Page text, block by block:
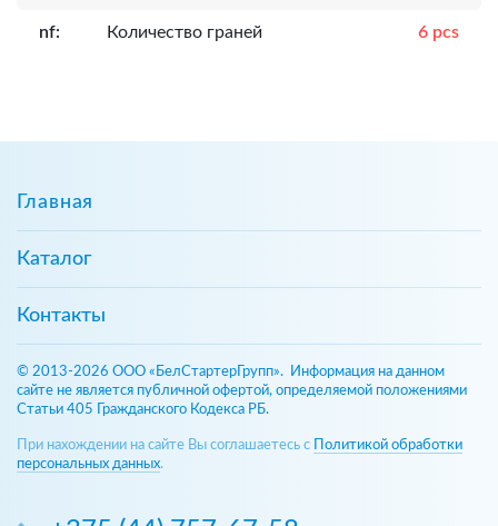
nf: Количество граней 6 pcs
Главная
Каталог
Контакты
© 2013-2026 ООО «БелСтартерГрупп». Информация на данном
сайте не является публичной офертой, определяемой положениями
Статьи 405 Гражданского Кодекса РБ.
При нахождении на сайте Вы соглашаетесь с
Политикой обработки
персональных данных.